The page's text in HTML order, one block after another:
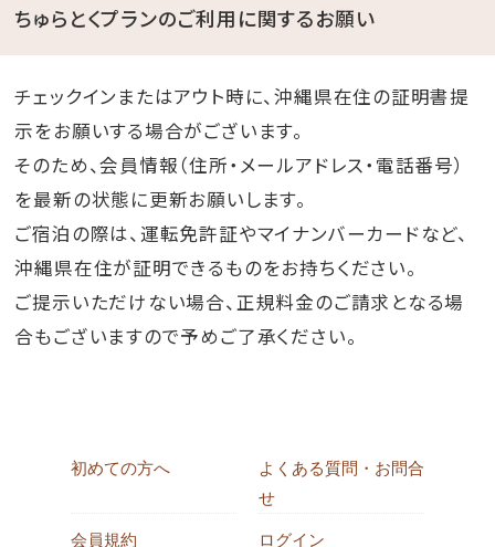
ちゅらとくプランのご利用に関するお願い
チェックインまたはアウト時に、沖縄県在住の証明書提
示をお願いする場合がございます。
そのため、会員情報（住所・メールアドレス・電話番号）
を最新の状態に更新お願いします。
ご宿泊の際は、運転免許証やマイナンバーカードなど、
沖縄県在住が証明できるものをお持ちください。
ご提示いただけない場合、正規料金のご請求となる場
合もございますので予めご了承ください。
初めての方へ
よくある質問・お問合
せ
会員規約 ログイン